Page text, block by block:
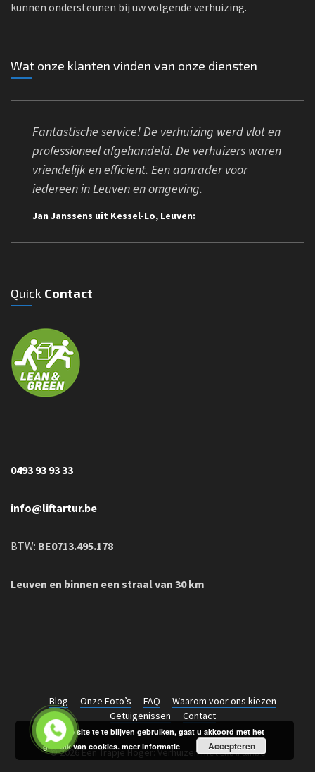
kunnen ondersteunen bij uw volgende verhuizing.
Wat onze klanten vinden van onze diensten
Fantastische service! De verhuizing werd vlot en
professioneel afgehandeld. De verhuizers waren
vriendelijk en efficiënt. Een aanrader voor
iedereen in Leuven en omgeving.
Jan Janssens uit Kessel-Lo, Leuven:
Quick Contact
0493 93 93 33
info@liftartur.be
BTW: BE0713.495.178
Leuven en binnen een straal van 30 km
Blog Onze Foto’s FAQ
Waarom voor ons kiezen
Getuigenissen
Contact
© 2026 Een Trapje Hoger: Verhuizen met LiftArtur.be
Door de site te te blijven gebruiken, gaat u akkoord met het
gebruik van cookies.meer informatie Accepteren